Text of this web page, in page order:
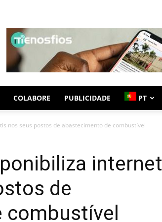
COLABORE PUBLICIDADE PT
nos seus postos de abastecimento de combustível
internet
de